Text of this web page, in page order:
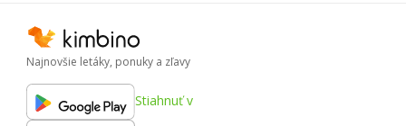
Najnovšie letáky, ponuky a zľavy
Stiahnuť v